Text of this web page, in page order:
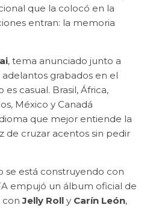
que la colocó en la
entran: la memoria
, tema anunciado junto a
adelantos grabados en el
casual. Brasil, África,
México y Canadá
que mejor entiende la
de cruzar acentos sin pedir
se está construyendo con
empujó un álbum oficial de
conJelly Roll y Carín León,